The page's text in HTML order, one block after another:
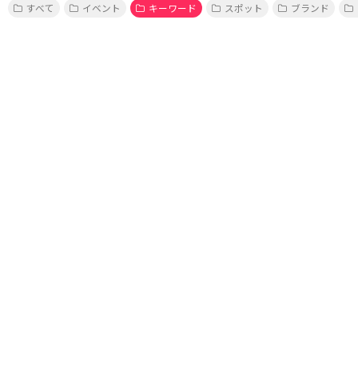
すべて
イベント キーワード スポット ブランド